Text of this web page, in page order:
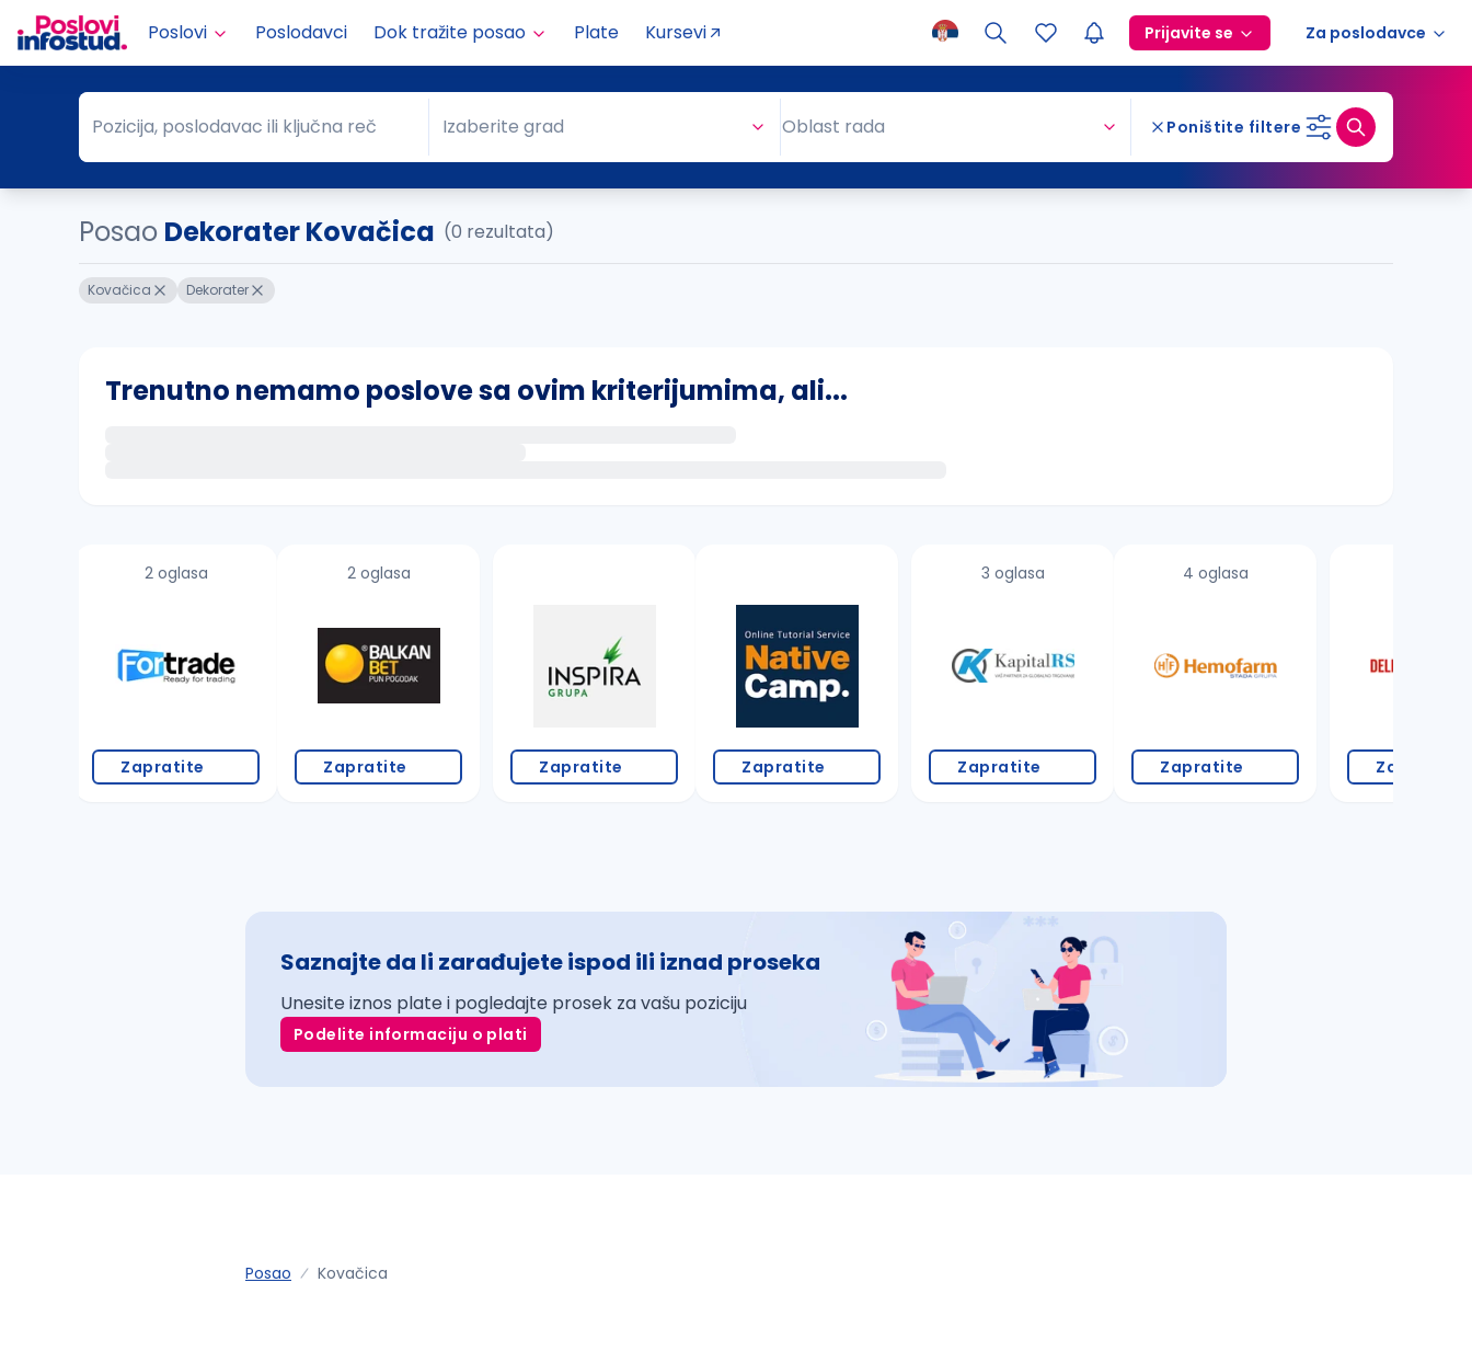
Poslovi Poslodavci Dok tražite posao Plate Kursevi Prijavite se Za poslodavce
Pozicija, poslodavac ili ključna reč
Pozicija, poslodavac ili ključna reč Grad
Izaberite grad Oblast rada Poništite filtere
Posao Dekorater Kovačica (0 rezultata)
Kovačica Dekorater
Trenutno nemamo poslove sa ovim kriterijumima, ali...
proverite pravopisne greške (koristite č, ć, š, đ, ž, dž)
povećajte radijus za odabrani grad
2 oglasa
Zapratite
2 oglasa
Zapratite Zapratite Zapratite
3 oglasa
Zapratite
4 oglasa
Zapratite Zapratite
Saznajte da li zarađujete ispod ili iznad proseka
Unesite iznos plate i pogledajte prosek za vašu poziciju
Podelite informaciju o plati
Posao Kovačica